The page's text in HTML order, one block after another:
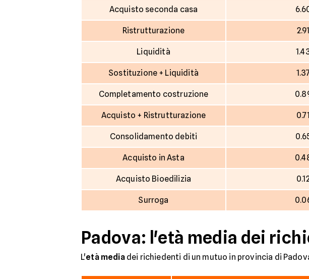
Acquisto seconda casa
Ristrutturazione
Liquidità
Sostituzione + Liquidità
Completamento costruzione
Acquisto + Ristrutturazione
Consolidamento debiti
Acquisto in Asta
Acquisto Bioedilizia
Surroga
Padova: l'età media dei
L'età mediadei richiedenti di un mutuo in provincia di